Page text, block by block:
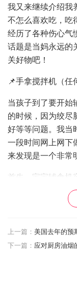
我又来继续介绍我
不怎么喜欢吃，吃
经历了各种伤心气
话题是当妈永远的
关好物吧！
📌手拿搅拌机（任
当孩子到了要开始
的时候，因为绞尽
好等等问题。我当
一段时间网上网下
来发现是一个非常
首先，宝宝辅食机
很容易弃置，后
的搅拌器，和辅
杯子也可以！（
噢。）
上一篇： 美国去年的预
下一篇： 应对厨房油烟